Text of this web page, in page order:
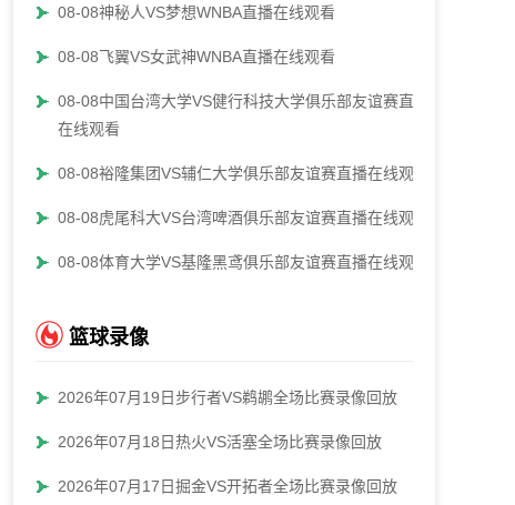
08-08神秘人VS梦想WNBA直播在线观看
08-08飞翼VS女武神WNBA直播在线观看
08-08中国台湾大学VS健行科技大学俱乐部友谊赛直播
在线观看
08-08裕隆集团VS辅仁大学俱乐部友谊赛直播在线观看
08-08虎尾科大VS台湾啤酒俱乐部友谊赛直播在线观看
08-08体育大学VS基隆黑鸢俱乐部友谊赛直播在线观看
篮球录像
2026年07月19日步行者VS鹈鹕全场比赛录像回放
2026年07月18日热火VS活塞全场比赛录像回放
2026年07月17日掘金VS开拓者全场比赛录像回放